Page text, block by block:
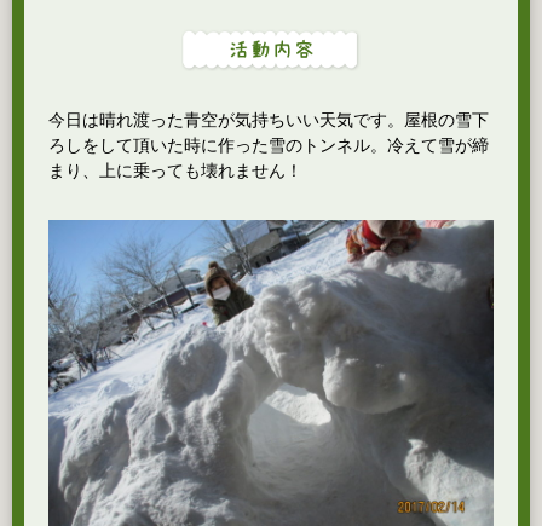
今日は晴れ渡った青空が気持ちいい天気です。屋根の雪下
ろしをして頂いた時に作った雪のトンネル。冷えて雪が締
まり、上に乗っても壊れません！